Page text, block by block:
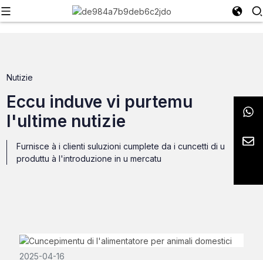
Nutizie
Eccu induve vi purtemu
l'ultime nutizie
Furnisce à i clienti suluzioni cumplete da i cuncetti di u
produttu à l'introduzione in u mercatu
2025-04-16